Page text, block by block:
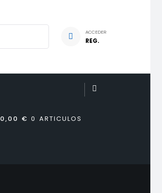
ACCEDER
REG.
0,00 € 0 ARTICULOS